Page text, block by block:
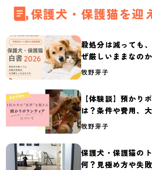
保護犬・保護猫を迎
殺処分は減っても
ぜ厳しいままなの
体の実態調査【保
牧野芽子
【体験談】預かり
は？条件や費用、
介
牧野芽子
保護犬・保護猫の
何？見極め方や失